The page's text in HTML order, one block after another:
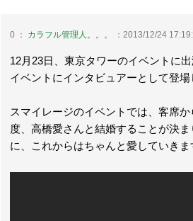
0 ： カラフル管理人。。。 ：2013/12/24
12月23日、東京タワーのイベントに
イベントにインタビュアーとして登場
スマイレージのイベントでは、客席
度、高橋愛さんと結婚することが決
に、これからはちゃんと愛していき